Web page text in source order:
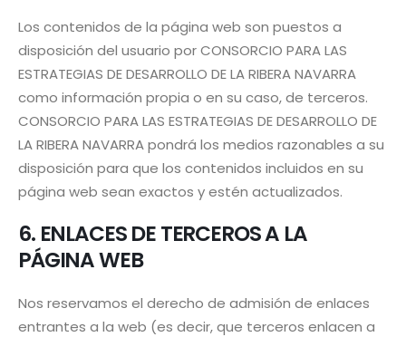
Los contenidos de la página web son puestos a
disposición del usuario por CONSORCIO PARA LAS
ESTRATEGIAS DE DESARROLLO DE LA RIBERA NAVARRA
como información propia o en su caso, de terceros.
CONSORCIO PARA LAS ESTRATEGIAS DE DESARROLLO DE
LA RIBERA NAVARRA pondrá los medios razonables a su
disposición para que los contenidos incluidos en su
página web sean exactos y estén actualizados.
6. ENLACES DE TERCEROS A LA
PÁGINA WEB
Nos reservamos el derecho de admisión de enlaces
entrantes a la web (es decir, que terceros enlacen a